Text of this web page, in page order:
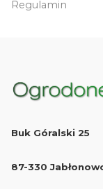
Regulamin
Buk Góralski 25
87-330